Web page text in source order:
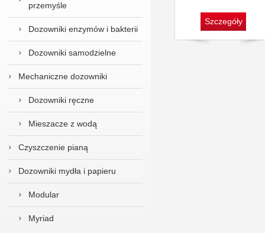
przemyśle
Dozowniki enzymów i bakterii
Dozowniki samodzielne
Mechaniczne dozowniki
Dozowniki ręczne
Mieszacze z wodą
Czyszczenie pianą
Dozowniki mydła i papieru
Modular
Myriad
Szczegóły